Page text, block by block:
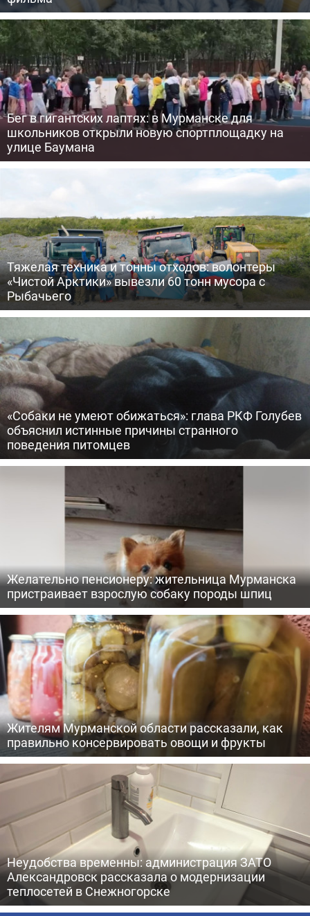
Бег в гигантских лаптях: в Мурманске для
школьников открыли новую спортплощадку на
улице Баумана
Тяжелая техника и тонны отходов: волонтеры
«Чистой Арктики» вывезли 60 тонн мусора с
Рыбачьего
«Собаки не умеют обижаться»: глава РКФ Голубев
объяснил истинные причины странного
поведения питомцев
Желательно пенсионеру: жительница Мурманска
пристраивает взрослую собаку породы шпиц
Жителям Мурманской области рассказали, как
правильно консервировать овощи и фрукты
Неудобства временны: администрация ЗАТО
Александровск рассказала о модернизации
теплосетей в Снежногорске